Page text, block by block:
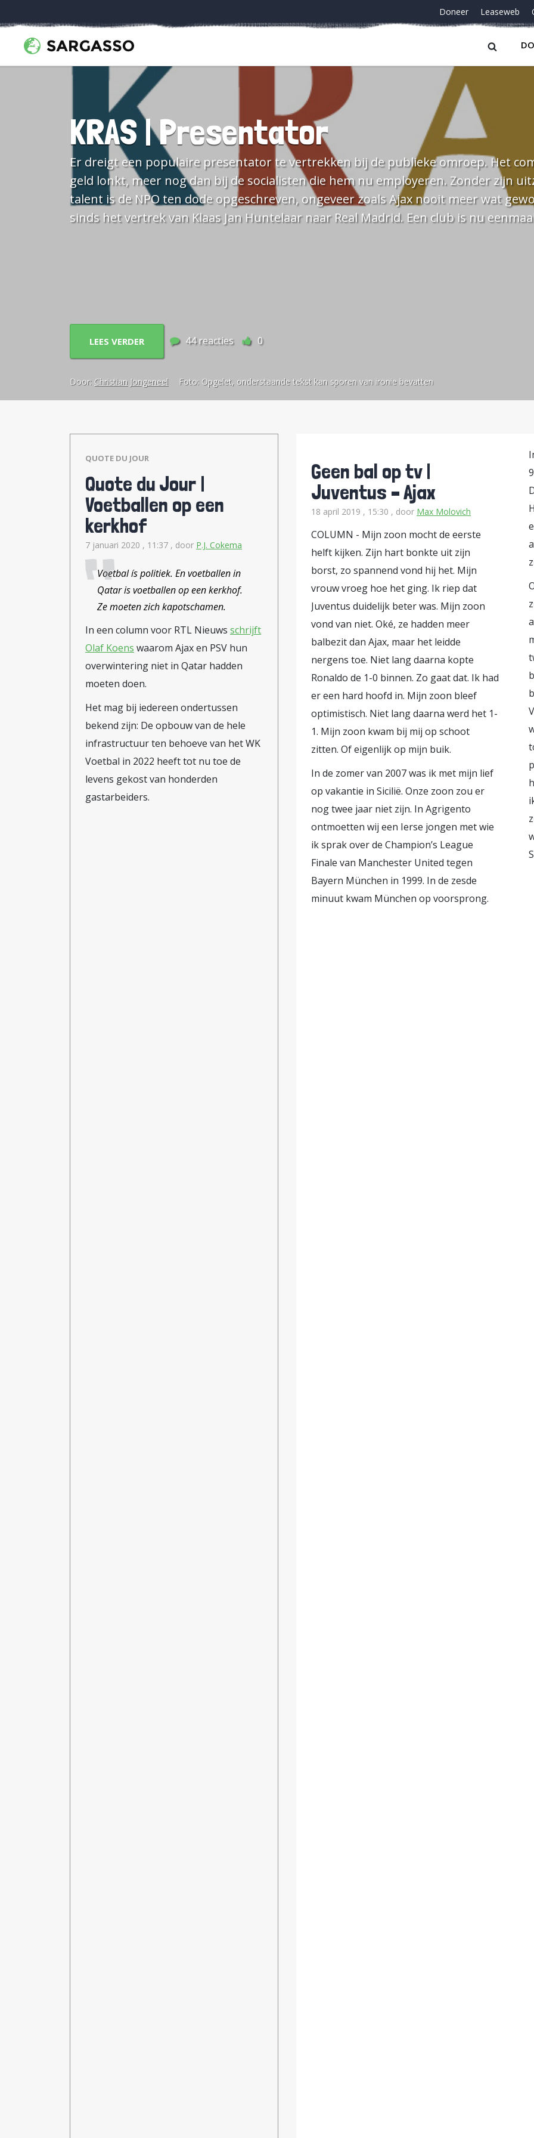
Doneer Leaseweb
KRAS | Presentator
Er dreigt een populaire presentator te vertrekken bij de publieke omroep. Het
geld lonkt, meer nog dan bij de socialisten die hem nu employeren. Zonder zijn
talent is de NPO ten dode opgeschreven, ongeveer zoals Ajax nooit meer wat
sinds het vertrek van Klaas Jan Huntelaar naar Real Madrid. Een club is nu
de handdoek in de ring kan gooien en zich terugtrekken op één zender met
nieuws voor verschillende niveaus van belangstelling, reportages uit het land en af
een toespraak van de vorst. Ik denk dat je met het resterende talent een eind kunt
Door: Christian Jongeneel Foto: Opgelet, onderstaande tekst kan sporen van ironie bevatten
LEES VERDER 44reacties 0
QUOTE DU JOUR
Quote du Jour |
Voetballen op een
kerkhof
7 januari 2020 , 11:37 , door P.J. Cokema
Voetbal ís politiek. En voetballen in
Qatar is voetballen op een kerkhof.
Ze moeten zich kapotschamen.
In een column voor RTL Nieuws schrijft
Olaf Koens waarom Ajax en PSV hun
overwintering niet in Qatar hadden
moeten doen.
Het mag bij iedereen ondertussen
bekend zijn: De opbouw van de hele
infrastructuur ten behoeve van het WK
Voetbal in 2022 heeft tot nu toe de
levens gekost van honderden
gastarbeiders.
Geen bal op tv |
Juventus – Ajax
18 april 2019 , 15:30 , door Max Molovich
COLUMN - Mijn zoon mocht de eerste
helft kijken. Zijn hart bonkte uit zijn
borst, zo spannend vond hij het. Mijn
vrouw vroeg hoe het ging. Ik riep dat
Juventus duidelijk beter was. Mijn zoon
vond van niet. Oké, ze hadden meer
balbezit dan Ajax, maar het leidde
nergens toe. Niet lang daarna kopte
Ronaldo de 1-0 binnen. Zo gaat dat. Ik had
er een hard hoofd in. Mijn zoon bleef
optimistisch. Niet lang daarna werd het 1-
1. Mijn zoon kwam bij mij op schoot
zitten. Of eigenlijk op mijn buik.
In de zomer van 2007 was ik met mijn lief
op vakantie in Sicilië. Onze zoon zou er
nog twee jaar niet zijn. In Agrigento
ontmoetten wij een Ierse jongen met wie
ik sprak over de Champion’s League
Finale van Manchester United tegen
Bayern München in 1999. In de zesde
minuut kwam München op voorsprong.